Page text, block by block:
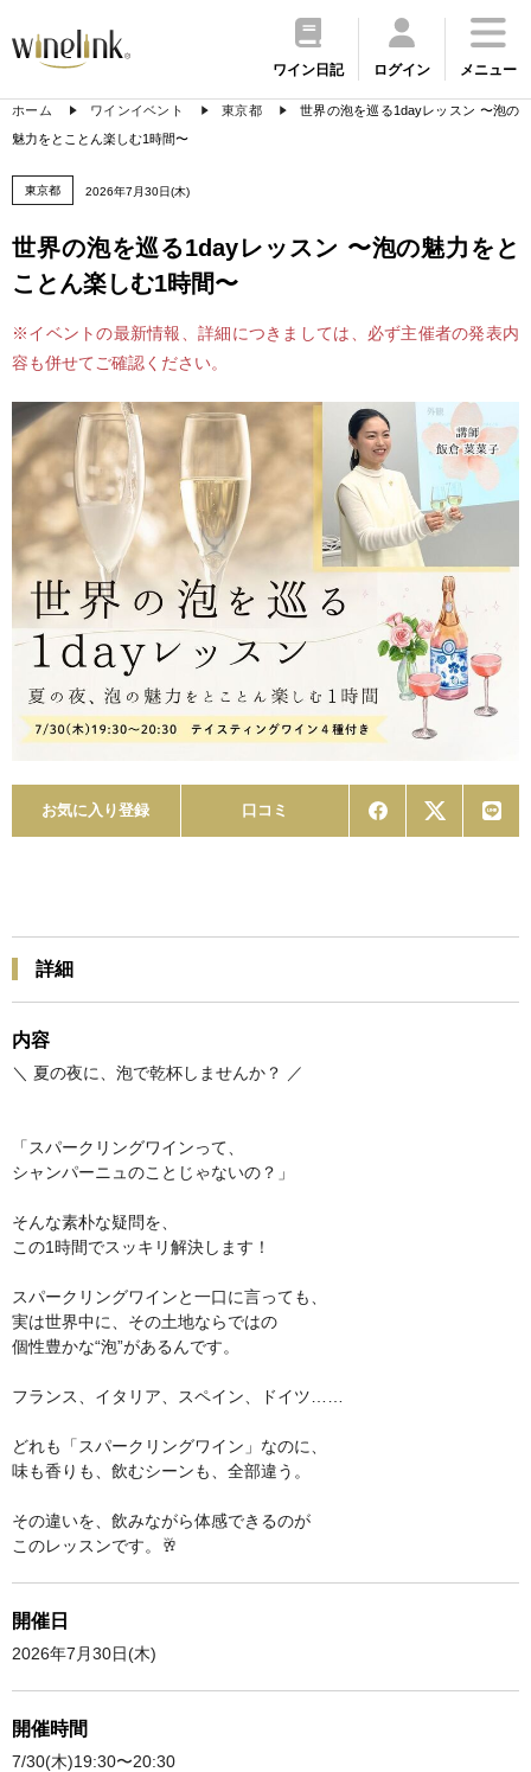
ワイン日記 ログイン メニュー
ホーム ワインイベント 東京都
世界の泡を巡る1dayレッスン 〜泡の
魅力をとことん楽しむ1時間〜
東京都 2026年7月30日(木)
世界の泡を巡る1dayレッスン 〜泡の魅力をと
ことん楽しむ1時間〜
※イベントの最新情報、詳細につきましては、必ず主催者の発表内
容も併せてご確認ください。
お気に入り登録 口コミ
詳細
内容
＼ 夏の夜に、泡で乾杯しませんか？ ／
「スパークリングワインって、
シャンパーニュのことじゃないの？」
そんな素朴な疑問を、
この1時間でスッキリ解決します！
スパークリングワインと一口に言っても、
実は世界中に、その土地ならではの
個性豊かな“泡”があるんです。
フランス、イタリア、スペイン、ドイツ……
どれも「スパークリングワイン」なのに、
味も香りも、飲むシーンも、全部違う。
その違いを、飲みながら体感できるのが
このレッスンです。🥂
開催日
2026年7月30日(木)
開催時間
7/30(木)19:30〜20:30